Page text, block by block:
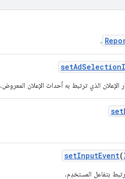
.
setAdSelection
الذي ترتبط به أحداث الإعلان المعروض.
set
setInputEvent(
بتفاعل المستخدِم.